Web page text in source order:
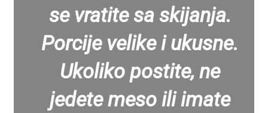
se vratite sa skijanja.
Porcije velike i ukusne.
Ukoliko postite, ne
jedete meso ili imate